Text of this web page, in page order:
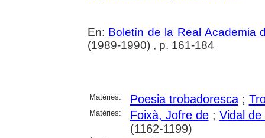
En: Boletín de la Real Academia
(1989-1990) , p. 161-184
Matèries: Poesia trobadoresca;
Matèries: Foixà, Jofre de; Vidal de
(1162-1199)